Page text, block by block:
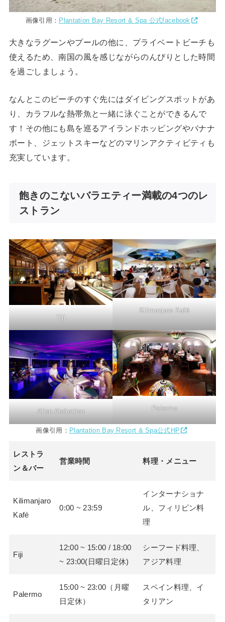
画像引用： Plantation Bay Resort & Spa 公式facebook
大きなラグーンやプールの他に、プライベートビーチも
使えるため、南国の風を感じながらのんびりとした時間
を過ごしましょう。
なんとこのビーチのすぐ先にはダイビングスポットがあ
り、カラフルな熱帯魚と一緒に泳ぐことができるんで
す！その他にも島を巡るアイランドホッピングやバナナ
ボート、ジェットスキーなどのマリンアクティビティも
充実しています。
飽きのこないバラエティー満載の4つのレ
ストラン
Fiji
Kilimanjaro Kafé
Alien Abduction Palermo
画像引用： Plantation Bay Resort & Spa公式HP
レストラ
ン＆バー
営業時間 料理・メニュー
Kilimanjaro
Kafé
0:00 ~ 23:59
インターナショナ
ル、フィリピン料
理
Fiji
12:00 ~ 15:00 / 18:00
~ 23:00(日曜日定休)
シーフード料理、
アジア料理
Palermo
15:00 ~ 23:00（月曜
日定休）
スペイン料理、イ
タリアン